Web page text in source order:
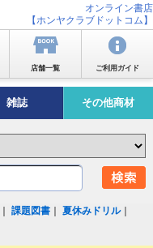
オンライン書店
【ホンヤクラブドットコム】
店舗一覧 ご利用ガイド
雑誌 その他商材
｜課題図書 ｜夏休みドリル｜